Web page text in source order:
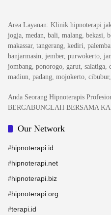
Area Layanan: Klinik hipnoterapi
jogja, medan, bali, malang, bekasi,
makassar, tangerang, kediri,
banjarmasin, jember, purwokerto,
jombang, ponorogo, garut, salatiga,
madiun, padang, mojokerto,
Anda Seorang Hipnoterapis
BERGABUNGLAH BERSAMA
Our Network
#hipnoterapi.id
#hipnoterapi.net
#hipnoterapi.biz
#hipnoterapi.org
#terapi.id